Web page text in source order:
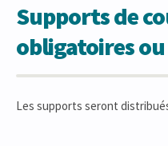
Supports de
obligatoires
Les supports seront